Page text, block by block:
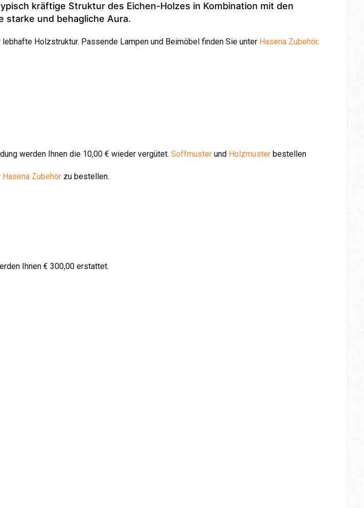
kräftige Struktur des Eichen-Holzes in Kombination mit den
starke und behagliche Aura.
Holzstruktur. Passende Lampen und Beimöbel finden Sie unter Hasena Zubehör.
werden Ihnen die 10,00 € wieder vergütet. Soffmuster und Holzmuster bestellen
Hasena Zubehör zu bestellen.
Ihnen € 300,00 erstattet.